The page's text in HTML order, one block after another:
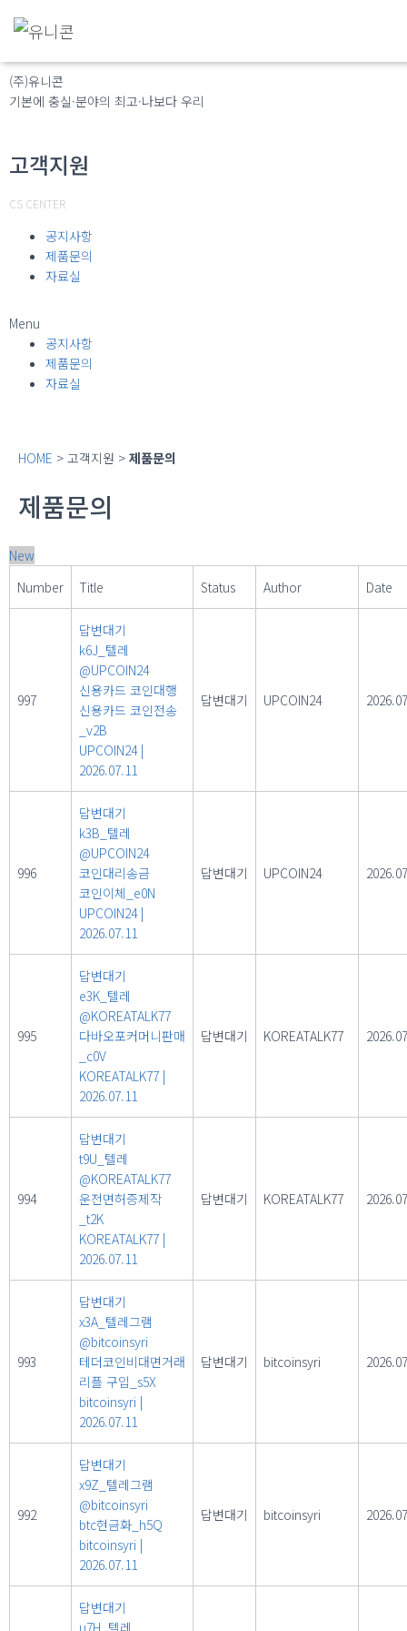
(주)유니콘
기본에 충실·분야의 최고·나보다 우리
고객지원
CS CENTER
공지사항
제품문의
자료실
Menu
공지사항
제품문의
자료실
HOME > 고객지원 > 제품문의
제품문의
New
Number
Title Status Author Date
997
답변대기
k6J_텔레
@UPCOIN24
신용카드 코인대행
신용카드 코인전송
_v2B
UPCOIN24 |
2026.07.11
답변대기 UPCOIN24
996
답변대기
k3B_텔레
@UPCOIN24
코인대리송금
코인이체_e0N
UPCOIN24 |
2026.07.11
답변대기 UPCOIN24
995
답변대기
e3K_텔레
@KOREATALK77
다바오포커머니판매
_c0V
KOREATALK77 |
2026.07.11
답변대기 KOREATALK77
994
답변대기
t9U_텔레
@KOREATALK77
운전면허증제작
_t2K
KOREATALK77 |
2026.07.11
답변대기 KOREATALK77
993
답변대기
x3A_텔레그램
@bitcoinsyri
테더코인비대면거래
리플 구입_s5X
bitcoinsyri |
2026.07.11
답변대기 bitcoinsyri
992
답변대기
x9Z_텔레그램
@bitcoinsyri
btc현금화_h5Q
bitcoinsyri |
2026.07.11
답변대기 bitcoinsyri
답변대기
u7H_텔레